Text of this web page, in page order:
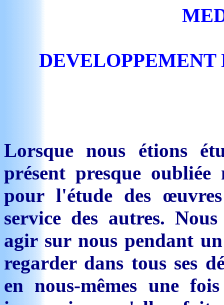
Lorsque nous étions
présent presque
pour l'étude des
service des autres.
agir sur nous pendant
regarder dans tous ses
en nous-mêmes une